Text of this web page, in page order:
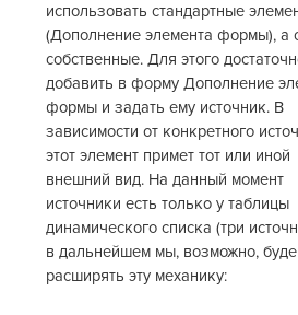
использовать стандартные
(Дополнение элемента формы), а
собственные. Для этого
добавить в форму Дополнение
формы и задать ему источник. В
зависимости от конкретного
этот элемент примет тот или иной
внешний вид. На данный момент
источники есть только у таблицы
динамического списка (три
в дальнейшем мы, возможно,
расширять эту механику: